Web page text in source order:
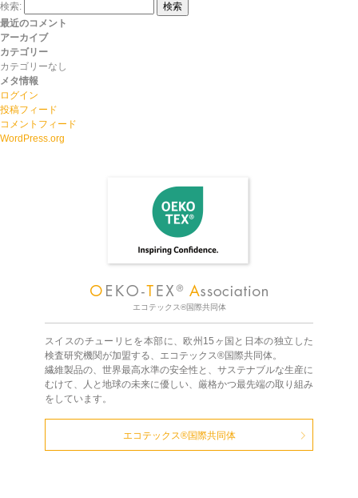
検索:
検索
最近のコメント
アーカイブ
カテゴリー
カテゴリーなし
メタ情報
ログイン
投稿フィード
コメントフィード
WordPress.org
エコテックス®国際共同体
スイスのチューリヒを本部に、欧州15ヶ国と日本の独立した
検査研究機関が加盟する、エコテックス®国際共同体。
繊維製品の、世界最高水準の安全性と、サステナブルな生産に
むけて、人と地球の未来に優しい、厳格かつ最先端の取り組み
をしています。
エコテックス®国際共同体